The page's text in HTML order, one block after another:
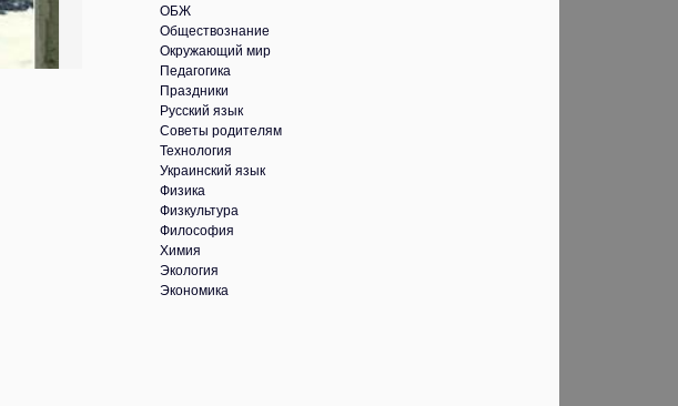
ОБЖ
Обществознание
Окружающий мир
Педагогика
Праздники
Русский язык
Советы родителям
Технология
Украинский язык
Физика
Физкультура
Философия
Химия
Экология
Экономика